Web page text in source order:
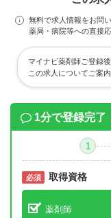
無料で求人情報をお問
薬局・病院等への直接
マイナビ薬剤師ご登録
この求人についてご案
1分で登録完了
1
必須 取得資格
薬剤師